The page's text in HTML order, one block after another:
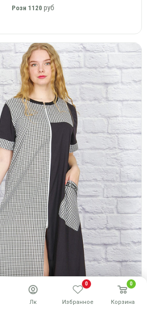
Розн 1120 руб
Лк
0
Избранное
0
Корзина